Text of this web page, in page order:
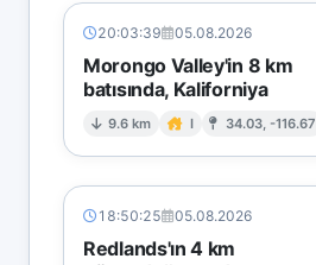
20:03:39 05.08.2026
Morongo Valley'in 8 km
batısında, Kaliforniya
9.6 km I 34.03, -116.67
18:50:25 05.08.2026
Redlands'ın 4 km